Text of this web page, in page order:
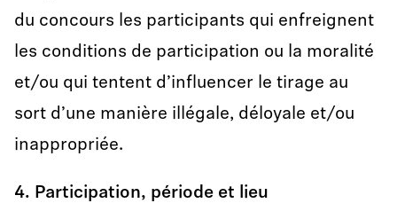
du concours les participants qui enfreignent
les conditions de participation ou la moralité
et/ou qui tentent d’influencer le tirage au
sort d’une manière illégale, déloyale et/ou
inappropriée.
4. Participation, période et lieu